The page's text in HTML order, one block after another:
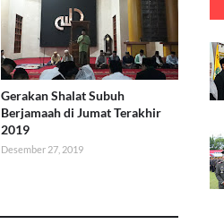
Gerakan Shalat Subuh
Berjamaah di Jumat Terakhir
2019
Desember 27, 2019